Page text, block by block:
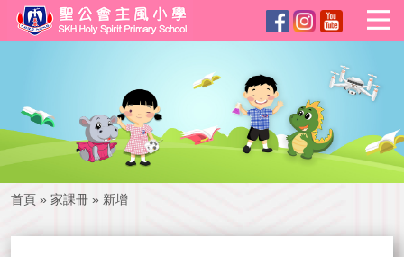
首頁 » 家課冊 » 新增